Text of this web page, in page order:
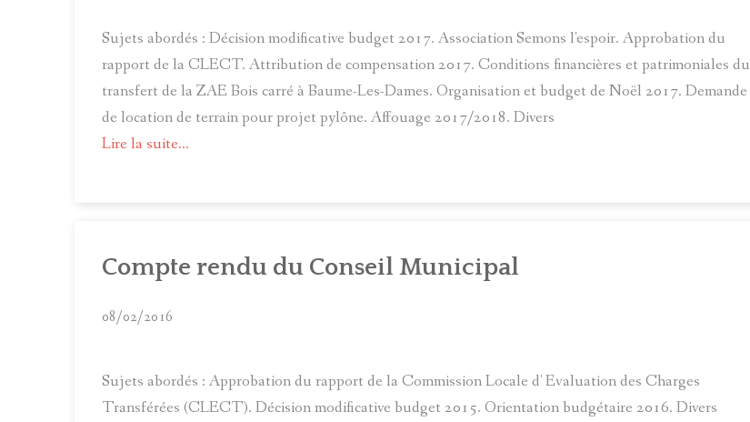
Sujets abordés : Décision modificative budget 2017. Association Semons l'espoir. Approbation du
rapport de la CLECT. Attribution de compensation 2017. Conditions financières et patrimoniales du
transfert de la ZAE Bois carré à Baume-Les-Dames. Organisation et budget de Noël 2017. Demande
de location de terrain pour projet pylône. Affouage 2017/2018. Divers
Lire la suite...
Compte rendu du Conseil Municipal
08/02/2016
Sujets abordés : Approbation du rapport de la Commission Locale d' Evaluation des Charges
Transférées (CLECT). Décision modificative budget 2015. Orientation budgétaire 2016. Divers